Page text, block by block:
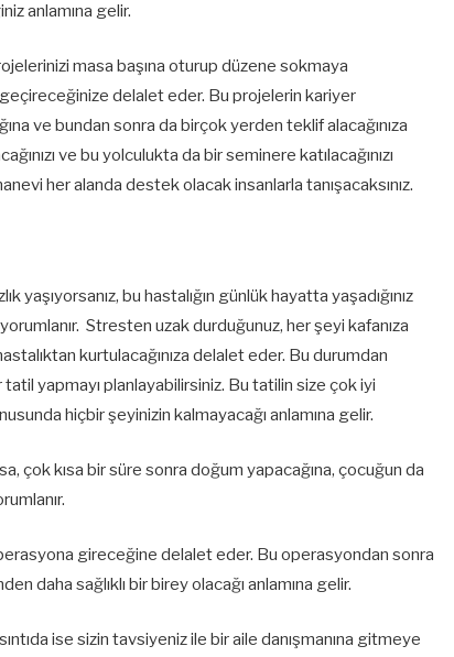
anlamına gelir.
masa başına oturup düzene sokmaya
geçireceğinize delalet eder. Bu projelerin kariyer
ve bundan sonra da birçok yerden teklif alacağınıza
ve bu yolculukta da bir seminere katılacağınızı
her alanda destek olacak insanlarla tanışacaksınız.
yaşıyorsanız, bu hastalığın günlük hayatta yaşadığınız
Stresten uzak durduğunuz, her şeyi kafanıza
kurtulacağınıza delalet eder. Bu durumdan
tatil yapmayı planlayabilirsiniz. Bu tatilin size çok iyi
hiçbir şeyinizin kalmayacağı anlamına gelir.
çok kısa bir süre sonra doğum yapacağına, çocuğun da
gireceğine delalet eder. Bu operasyondan sonra
daha sağlıklı bir birey olacağı anlamına gelir.
ise sizin tavsiyeniz ile bir aile danışmanına gitmeye